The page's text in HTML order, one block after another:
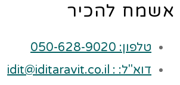
אשמח להכיר
טלפון: 050-628-9020
דוא"ל: : idit@iditaravit.co.il